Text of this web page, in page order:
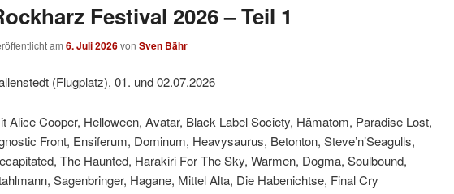
Festival 2026 – Teil 1
am 6. Juli 2026von Sven Bähr
(Flugplatz), 01. und 02.07.2026
Alice Cooper, Helloween, Avatar, Black Label Society, Hämatom, Paradise Lost,
Front, Ensiferum, Dominum, Heavysaurus, Betonton, Steve’n’Seagulls,
The Haunted, Harakiri For The Sky, Warmen, Dogma, Soulbound,
Sagenbringer, Hagane, Mittel Alta, Die Habenichtse, Final Cry